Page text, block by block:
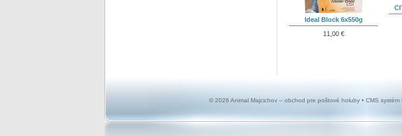
Ideal Block 6x550g
11,00 €
© 2026 Animal Majcichov – obchod pre poštové holuby • CMS systém